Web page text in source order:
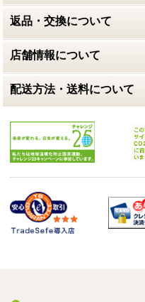
返品・交換について
店舗情報について
配送方法・送料について